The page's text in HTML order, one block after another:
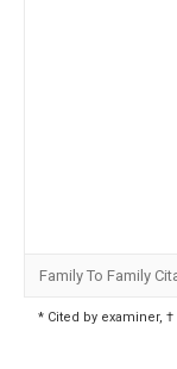
Family To Family
* Cited by examiner,